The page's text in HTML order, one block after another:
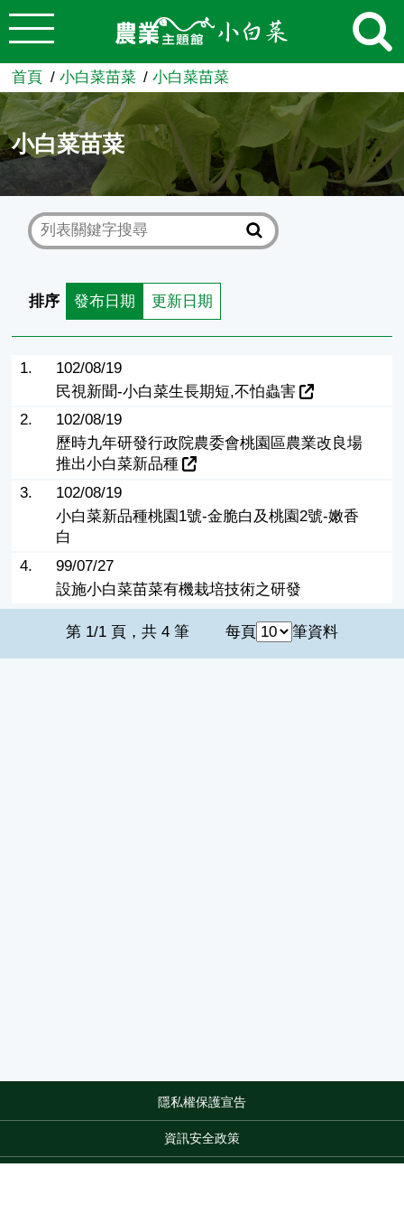
跳到主要內容
農業知識入口網
首頁 小白菜苗菜 小白菜苗菜
小白菜苗菜
排序 發布日期 更新日期
1.
102/08/19
民視新聞-小白菜生長期短,不怕蟲害
2.
102/08/19
歷時九年研發行政院農委會桃園區農業改良場
推出小白菜新品種
3.
102/08/19
小白菜新品種桃園1號-金脆白及桃園2號-嫩香
白
4.
99/07/27
設施小白菜苗菜有機栽培技術之研發
第 1/1 頁，共 4 筆 每頁 筆資料
隱私權保護宣告
資訊安全政策